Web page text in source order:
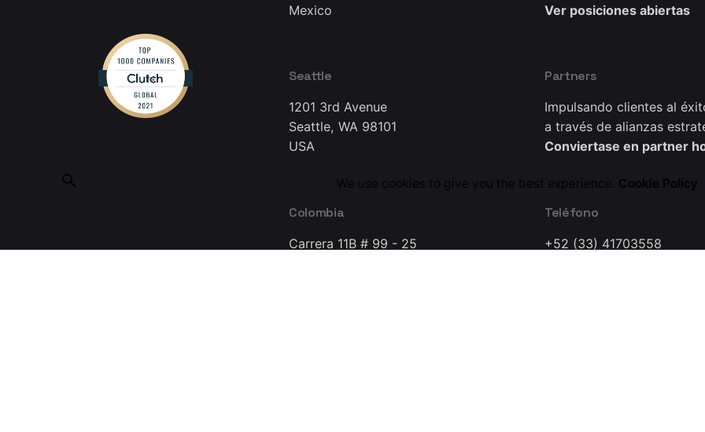
Mexico
Seattle
1201 3rd Avenue
Seattle, WA 98101
USA
Colombia
Carrera 11B # 99 - 25
Ver posiciones abiertas
Partners
Impulsando clientes al
a través de alianzas
Conviertase en partner
Teléfono
+52 (33) 41703558
We use cookies to give you the best experience. Cookie Policy